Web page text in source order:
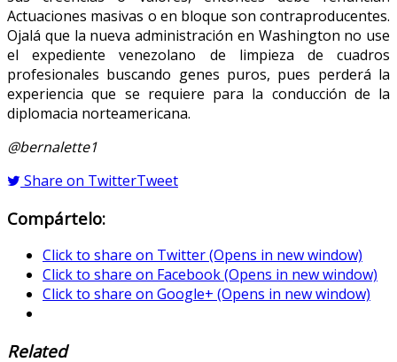
Actuaciones masivas o en bloque son contraproducentes.
Ojalá que la nueva administración en Washington no use
el expediente venezolano de limpieza de cuadros
profesionales buscando genes puros, pues perderá la
experiencia que se requiere para la conducción de la
diplomacia norteamericana.
@bernalette1
Share on TwitterTweet
Compártelo:
Click to share on Twitter (Opens in new window)
Click to share on Facebook (Opens in new window)
Click to share on Google+ (Opens in new window)
Related